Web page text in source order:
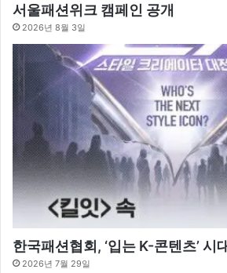
서울패션위크 캠페인 공개
2026년 8월 3일
한국패션협회, ‘입는 K-콘텐츠’ 시
2026년 7월 29일